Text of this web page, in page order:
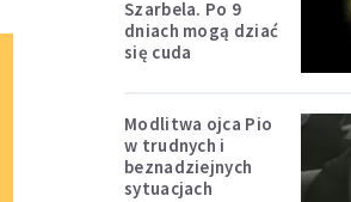
Szarbela. Po 9
dniach mogą dziać
się cuda
Modlitwa ojca Pio
w trudnych i
beznadziejnych
sytuacjach